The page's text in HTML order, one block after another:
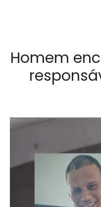
Homem